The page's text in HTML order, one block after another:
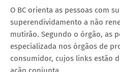
O BC orienta as pessoas com
superendividamento a não
mutirão. Segundo o órgão, as
especializada nos órgãos de
consumidor, cujos links estão